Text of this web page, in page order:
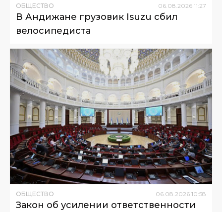
ОБЩЕСТВО 06.08.2026 11:27
В Андижане грузовик Isuzu сбил
велосипедиста
ОБЩЕСТВО 06 08 2026 10:58
Закон об усилении ответственности